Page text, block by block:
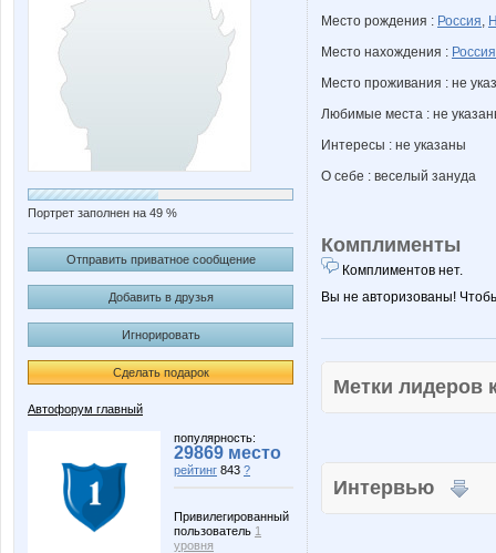
Портрет заполнен на 49 %
Отправить приватное сообщение
Добавить в друзья
Игнорировать
Сделать подарок
Автофорум главный
популярность:
29869 место
рейтинг 843 ?
Привилегированный
пользователь 1
уровня
Место рождения : Россия,
Место нахождения : Россия
Место проживания : не
Любимые места : не
Интересы : не указаны
О себе : веселый зануда
Комплименты
Комплиментов нет.
Вы не авторизованы!
Метки
Интервью